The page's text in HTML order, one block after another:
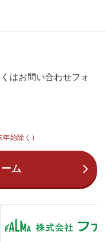
はお問い合わせフォ
始除く）
ム